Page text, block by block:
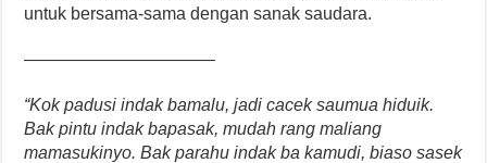
untuk bersama-sama dengan sanak saudara.
———————————
“Kok padusi indak bamalu, jadi cacek saumua hiduik.
Bak pintu indak bapasak, mudah rang maliang
mamasukinyo. Bak parahu indak ba kamudi, biaso sasek